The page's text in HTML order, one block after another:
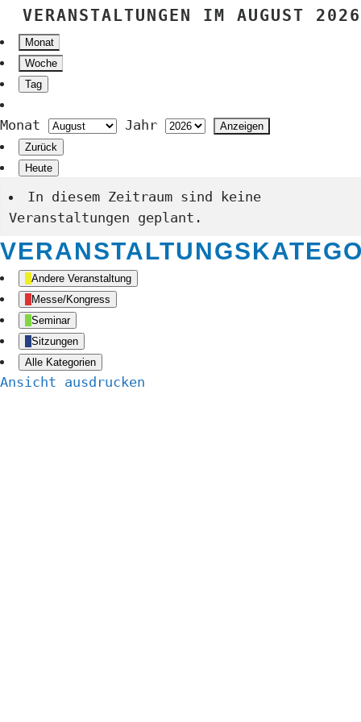
VERANSTALTUNGEN IM AUGUST 2026
Monat
Woche
Tag
Monat Jahr
Zurück
Heute
In diesem Zeitraum sind keine
Veranstaltungen geplant.
Andere Veranstaltung
Messe/Kongress
Seminar
Sitzungen
Alle Kategorien
Ansicht ausdrucken